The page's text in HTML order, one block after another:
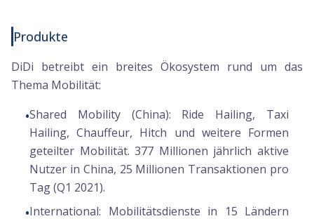
Produkte
DiDi betreibt ein breites Ökosystem rund um das
Thema Mobilität:
•Shared Mobility (China): Ride Hailing, Taxi
Hailing, Chauffeur, Hitch und weitere Formen
geteilter Mobilität. 377 Millionen jährlich aktive
Nutzer in China, 25 Millionen Transaktionen pro
Tag (Q1 2021).
•International: Mobilitätsdienste in 15 Ländern